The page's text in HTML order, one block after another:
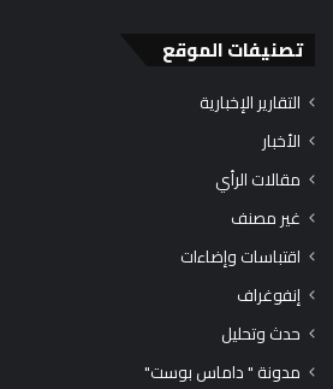
تصنيفات الموقع
التقارير الإخبارية
الأخبار
مقالات الرأي
غير مصنف
اقتباسات وإضاءات
إنفوغراف
حدث وتحليل
مدونة " داماس بوست"